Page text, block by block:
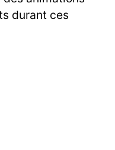
durant ces